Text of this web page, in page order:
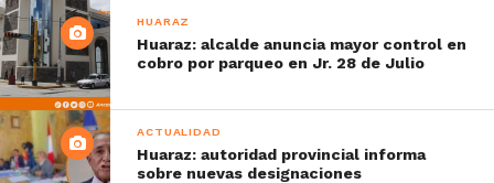
HUARAZ
Huaraz: alcalde anuncia mayor control en
cobro por parqueo en Jr. 28 de Julio
ACTUALIDAD
Huaraz: autoridad provincial informa
sobre nuevas designaciones